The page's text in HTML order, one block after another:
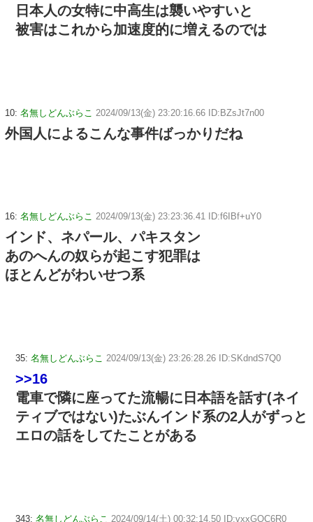
日本人の女特に中高生は襲いやすいと
被害はこれから加速度的に増えるのでは
10: 名無しどんぶらこ 2024/09/13(金) 23:20:16.66 ID:BZsJt7n00
外国人によるこんな事件ばっかりだね
16: 名無しどんぶらこ 2024/09/13(金) 23:23:36.41 ID:f6IBf+uY0
インド、ネパール、パキスタン
あのへんの奴らが起こす犯罪は
ほとんどがわいせつ系
35: 名無しどんぶらこ 2024/09/13(金) 23:26:28.26 ID:SKdndS7Q0
>>16
電車で隣に座ってた流暢に日本語を話す(ネイ
ティブではない)たぶんインド系の2人がずっと
エロの話をしてたことがある
343: 名無しどんぶらこ 2024/09/14(土) 00:32:14.50 ID:vxxGOC6R0